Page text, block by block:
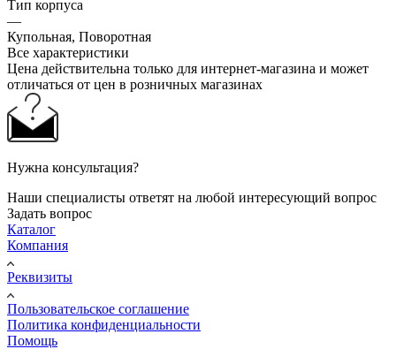
Тип корпуса
—
Купольная, Поворотная
Все характеристики
Цена действительна только для интернет-магазина и может
отличаться от цен в розничных магазинах
Нужна консультация?
Наши специалисты ответят на любой интересующий вопрос
Задать вопрос
Каталог
Компания
Реквизиты
Пользовательское соглашение
Политика конфиденциальности
Помощь